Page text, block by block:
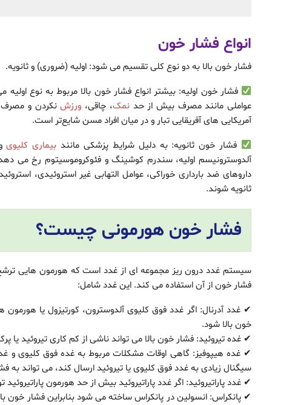
انواع فشار خون
فشار خون بالا به دو نوع کلی تقسیم می شود: اولیه (ضروری) و ثانویه.
فشار خون اولیه: بیشتر انواع فشار خون بالا مربوط به نوع
عواملی مانند مصرف بیش از حدنمک، چاقی، ورزشنکردن و
آمریکایی های آفریقایی تبار و در میان افراد مسن شایع‌تر است.
فشار خون ثانویه: به دلیل شرایط پزشکی مانند بیماری کلیوی
آلدوسترونیسم اولیه، سندرم کوشینگ و فئوکروموسیتوم رخ می
داروهای ضد بارداری خوراکی، عوامل التهابی غیر استروئیدی،
ثانویه شوند.
فشار خون هورمونی چیست؟
سیستم غدد درون ریز مجموعه ای از غدد است که هورمون هایی
فشار خون از آن استفاده می کند. این غدد شامل:
✔ غدد آدرنال: اگر غدد فوق کلیوی آلدوسترون، کورتیزول یا
خون بالا شود.
✔ غده تیروئید: فشار خون بالا می تواند ناشی از کم کاری تیروئید یا
✔ غده هیپوفیز: گاهی اوقات مشکلات مربوط به غده فوق کلیوی و
سیگنال زیادی به غدد فوق کلیوی یا تیروئید ارسال کند، می تواند به
✔ غدد پاراتیروئید: اگر غدد پاراتیروئید بیش از حد هورمون
✔ پانکراس: انسولین در پانکراس ساخته می شود بنابراین فشار خون